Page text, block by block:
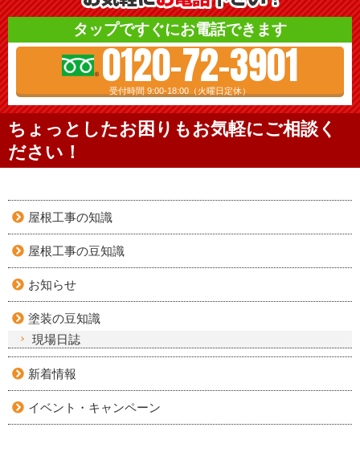
タップですぐにお電話できます
0120-72-3901
受付時間 9:00-18:00（火曜日定休）
ちょっとしたお困りもお気軽にご相談く
ださい！
屋根工事の知識
屋根工事の豆知識
お知らせ
塗装の豆知識
現場日誌
新着情報
イベント・キャンペーン